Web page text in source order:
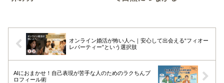
オンライン婚活が怖い人へ｜安心して出会える“フィオー
レパーティー”という選択肢
AIにおまかせ！自己表現が苦手な人のためのラクちんプ
ロフィール術